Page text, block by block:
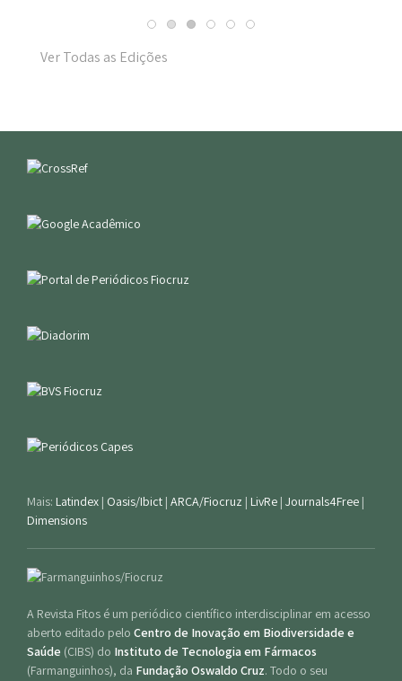
Ver Todas as Edições
Mais: Latindex | Oasis/Ibict | ARCA/Fiocruz | LivRe | Journals4Free |
Dimensions
A Revista Fitos é um periódico científico interdisciplinar em acesso
aberto editado pelo Centro de Inovação em Biodiversidade e
Saúde (CIBS) do Instituto de Tecnologia em Fármacos
(Farmanguinhos), da Fundação Oswaldo Cruz. Todo o seu